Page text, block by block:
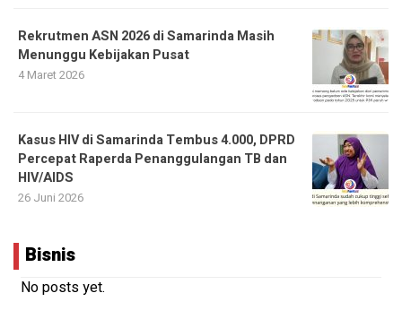
Rekrutmen ASN 2026 di Samarinda Masih
Menunggu Kebijakan Pusat
4 Maret 2026
Kasus HIV di Samarinda Tembus 4.000, DPRD
Percepat Raperda Penanggulangan TB dan
HIV/AIDS
26 Juni 2026
Bisnis
No posts yet.